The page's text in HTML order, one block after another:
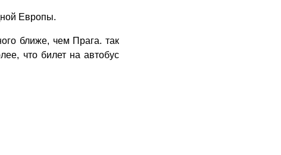
Европы.
ближе, чем Прага. так
что билет на автобус